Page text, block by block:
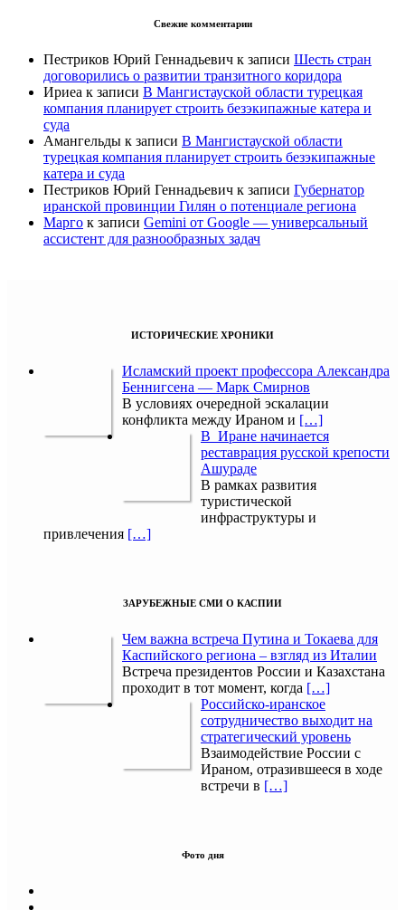
Свежие комментарии
Пестриков Юрий Геннадьевич к записи Шесть стран
договорились о развитии транзитного коридора
Ириеа к записи В Мангистауской области турецкая
компания планирует строить безэкипажные катера и
суда
Амангельды к записи В Мангистауской области
турецкая компания планирует строить безэкипажные
катера и суда
Пестриков Юрий Геннадьевич к записи Губернатор
иранской провинции Гилян о потенциале региона
Марго к записи Gemini от Google — универсальный
ассистент для разнообразных задач
ИСТОРИЧЕСКИЕ ХРОНИКИ
Исламский проект профессора Александра
Беннигсена — Марк Смирнов
В условиях очередной эскалации
конфликта между Ираном и […]
В Иране начинается
реставрация русской крепости
Ашураде
В рамках развития
туристической
инфраструктуры и
привлечения […]
ЗАРУБЕЖНЫЕ СМИ О КАСПИИ
Чем важна встреча Путина и Токаева для
Каспийского региона – взгляд из Италии
Встреча президентов России и Казахстана
проходит в тот момент, когда […]
Российско-иранское
сотрудничество выходит на
стратегический уровень
Взаимодействие России с
Ираном, отразившееся в ходе
встречи в […]
Фото дня